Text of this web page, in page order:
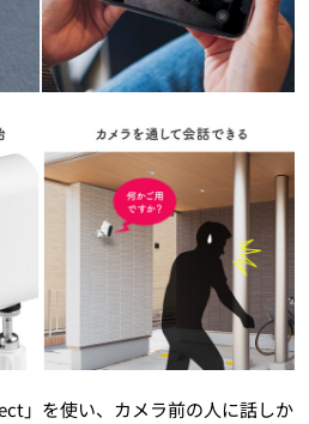
」を使い、カメラ前の人に話しか